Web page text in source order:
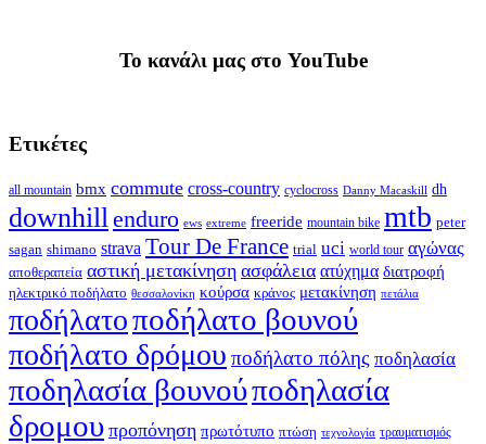
To κανάλι μας στο YouTube
Ετικέτες
all mountain bmx commute cross-country cyclocross Danny Macaskill dh
downhillenduro ews extreme freeride mountain bike mtb peter
sagan shimano strava Tour De France trial uci world tour αγώνας
αποθεραπεία αστική μετακίνηση ασφάλεια ατύχημα διατροφή
ηλεκτρικό ποδήλατο θεσσαλονίκη κούρσα κράνος μετακίνηση πετάλια
ποδήλατοποδήλατο βουνού
ποδήλατο δρόμου ποδήλατο πόλης ποδηλασία
ποδηλασία βουνούποδηλασία
δρομου προπόνηση πρωτότυπο πτώση τεχνολογία τραυματισμός